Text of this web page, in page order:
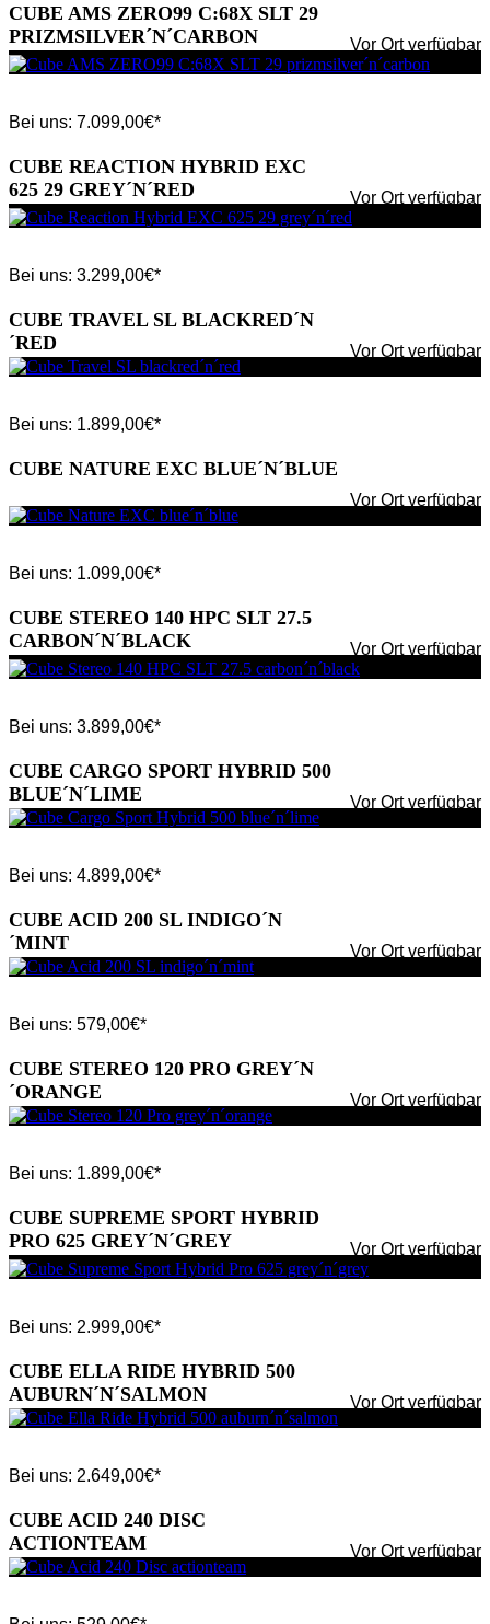
Vor Ort verfügbar
CUBE AMS ZERO99 C:68X SLT 29
PRIZMSILVER´N´CARBON
Bei uns: 7.099,00€*
Vor Ort verfügbar
CUBE REACTION HYBRID EXC
625 29 GREY´N´RED
Bei uns: 3.299,00€*
Vor Ort verfügbar
CUBE TRAVEL SL BLACKRED´N
´RED
Bei uns: 1.899,00€*
Vor Ort verfügbar
CUBE NATURE EXC BLUE´N´BLUE
Bei uns: 1.099,00€*
Vor Ort verfügbar
CUBE STEREO 140 HPC SLT 27.5
CARBON´N´BLACK
Bei uns: 3.899,00€*
Vor Ort verfügbar
CUBE CARGO SPORT HYBRID 500
BLUE´N´LIME
Bei uns: 4.899,00€*
Vor Ort verfügbar
CUBE ACID 200 SL INDIGO´N
´MINT
Bei uns: 579,00€*
Vor Ort verfügbar
CUBE STEREO 120 PRO GREY´N
´ORANGE
Bei uns: 1.899,00€*
Vor Ort verfügbar
CUBE SUPREME SPORT HYBRID
PRO 625 GREY´N´GREY
Bei uns: 2.999,00€*
Vor Ort verfügbar
CUBE ELLA RIDE HYBRID 500
AUBURN´N´SALMON
Bei uns: 2.649,00€*
Vor Ort verfügbar
CUBE ACID 240 DISC
ACTIONTEAM